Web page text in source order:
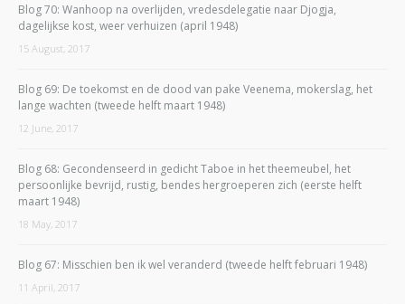
Blog 70: Wanhoop na overlijden, vredesdelegatie naar Djogja,
dagelijkse kost, weer verhuizen (april 1948)
15 August, 2017
Blog 69: De toekomst en de dood van pake Veenema, mokerslag, het
lange wachten (tweede helft maart 1948)
12 June, 2017
Blog 68: Gecondenseerd in gedicht Taboe in het theemeubel, het
persoonlijke bevrijd, rustig, bendes hergroeperen zich (eerste helft
maart 1948)
18 May, 2017
Blog 67: Misschien ben ik wel veranderd (tweede helft februari 1948)
11 April, 2017